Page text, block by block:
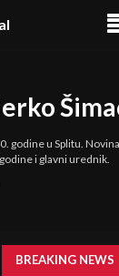
godine u Splitu.
i glavni urednik.
BREAKING NEWS